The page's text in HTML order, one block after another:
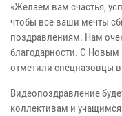
«Желаем вам счастья,
чтобы все ваши мечты
поздравлениям. Нам
благодарности. С Новым
отметили спецназовцы
Видеопоздравление
коллективам и